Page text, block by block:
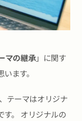
マの継承」に関す
ます。
テーマはオリジナ
す。 オリジナルの